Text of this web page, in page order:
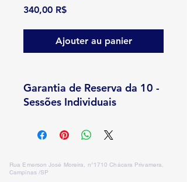
340,00 R$Prix
Ajouter au panier
Garantia de Reserva da 10 -
Sessões Individuais
Rua Emerson José Moreira, n°1710 Chácara Privamera,
Campinas /SP